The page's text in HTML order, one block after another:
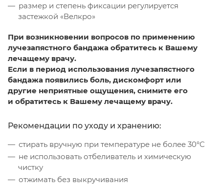
размер и степень фиксации регулируется
застежкой «Велкро»
При возникновении вопросов по применению
лучезапястного бандажа обратитесь к Вашему
лечащему врачу.
Если в период использования лучезапястного
бандажа появились боль, дискомфорт или
другие неприятные ощущения, снимите его
и обратитесь к Вашему лечащему врачу.
Рекомендации по уходу и хранению:
стирать вручную при температуре не более 30°С
не использовать отбеливатель и химическую
чистку
отжимать без выкручивания